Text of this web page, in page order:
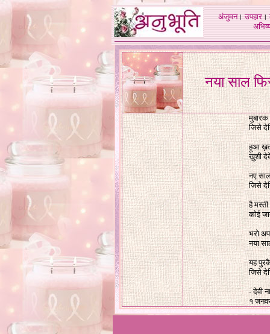
अंजुमन।उपहार।
नया साल
मुबारक
जिसे
हूआ
ख़ुशी देके
नए
जिसे
है मस्ती
कोई
भरो
नया
यह
जिसे
- देवी
१